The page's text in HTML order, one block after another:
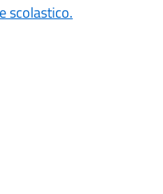
scolastico.